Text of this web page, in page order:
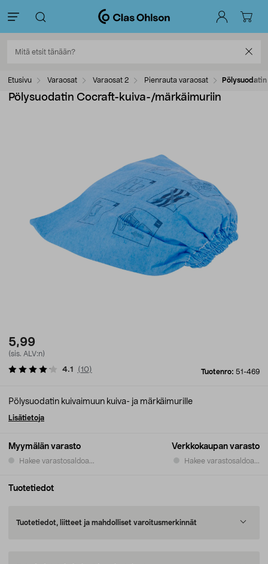
Etusivu Varaosat Varaosat 2 Pienrauta varaosat
Pölysuodatin Cocraft-kuiva-/märkäimuriin
5,99
(sis. ALV:n)
Tuotenro: 51-469
4.1 (10)
Myymälän varasto
Hakee varastosaldoa...
Verkkokaupan varasto
Hakee varastosaldoa...
Pölysuodatin kuivaimuun kuiva- ja märkäimurille
Lisätietoja
Tuotetiedot
Tuotetiedot, liitteet ja mahdolliset varoitusmerkinnät